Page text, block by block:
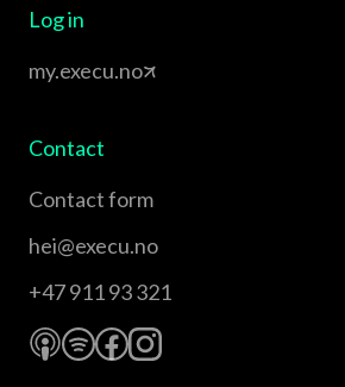
Log in
my.execu.no
Contact
Contact form
hei@execu.no
+47 911 93 321